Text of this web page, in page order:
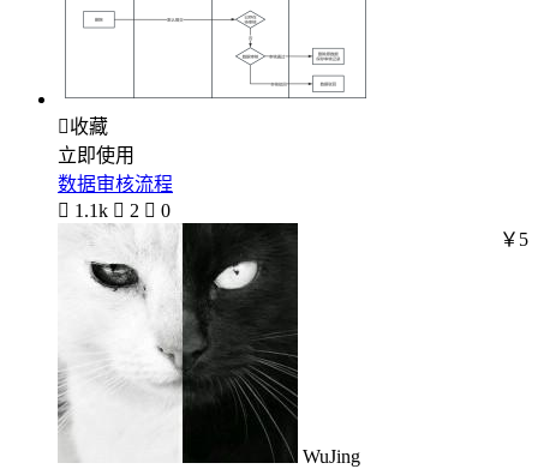
收藏
立即使用
数据审核流程
 1.1k  2  0
WuJing
￥5